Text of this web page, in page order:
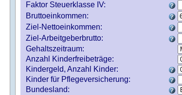
Faktor Steuerklasse IV:
Bruttoeinkommen:
Ziel-Nettoeinkommen:
Ziel-Arbeitgeberbrutto:
Gehaltszeitraum:
Anzahl Kinderfreibeträge:
Kindergeld, Anzahl Kinder:
Kinder für Pflegeversicherung:
Bundesland: